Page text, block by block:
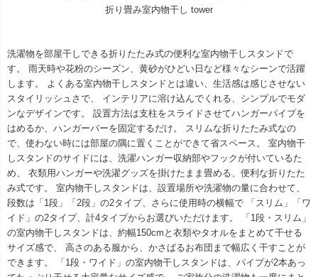
折り畳み室内物干し tower
洗濯物を部屋干しできる折りたたみ式の便利な室内物干しスタンドで
す。 雨天時や花粉のシーズン、黄砂がひどい日など様々なシーンで活躍
します。 よくある室内物干しスタンドとは違い、生活感は感じさせない
スタイリッシュさで、 インテリアに溶け込んでくれる、シンプルでモダ
ンなデザインです。 設置方法は支柱をスライドさせてハンガーパイプを
はめるか、ハンガーバーを固定するだけ。 スリムな折りたたみ式なの
で、使わない時には部屋の隅に置くことができて省スペース。 室内物干
しスタンドのサイドには、洗濯ハンガー収納部やフックが付いているた
め、 衣類用ハンガーや洗濯グッズを掛けたまま畳める、便利な折りたた
み式です。 室内物干しスタンドは、設置場所や洗濯物の量に合わせて、
段数は「1段」「2段」の2タイプ、さらに使用時の横幅で 「スリム」「ワ
イド」の2タイプ、計4タイプからお選びいただけます。 「1段・スリム」
の室内物干しスタンドは、約幅150cmと衣類やタオルをまとめて干せる
サイズ感で、 高さのある服から、かさばるお布団まで幅広く干すことが
できます。 「1段・ワイド」の室内物干しスタンドは、パイプが2本あっ